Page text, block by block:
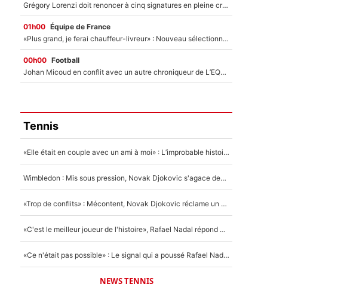
Grégory Lorenzi doit renoncer à cinq signatures en pleine crise financière : L’IA propose sept noms à l’OM pour un mercato réussi... à seulement 5M€ !
01h00 Équipe de France
«Plus grand, je ferai chauffeur-livreur» : Nouveau sélectionneur des Bleus, Zinédine Zidane s’était imaginé un avenir très différent lorsqu'il était enfant
00h00 Football
Johan Micoud en conflit avec un autre chroniqueur de L’EQUIPE du Soir : «Pendant un moment, je ne les ai pas remis ensemble dans l'émission»
Tennis
«Elle était en couple avec un ami à moi» : L’improbable histoire derrière la «seule relation longue» de Novak Djokovic
Wimbledon : Mis sous pression, Novak Djokovic s'agace devant la presse !
«Trop de conflits» : Mécontent, Novak Djokovic réclame un grand changement !
«C'est le meilleur joueur de l'histoire», Rafael Nadal répond à la question que tout le monde se pose !
«Ce n'était pas possible» : Le signal qui a poussé Rafael Nadal à prendre sa retraite !
NEWS TENNIS